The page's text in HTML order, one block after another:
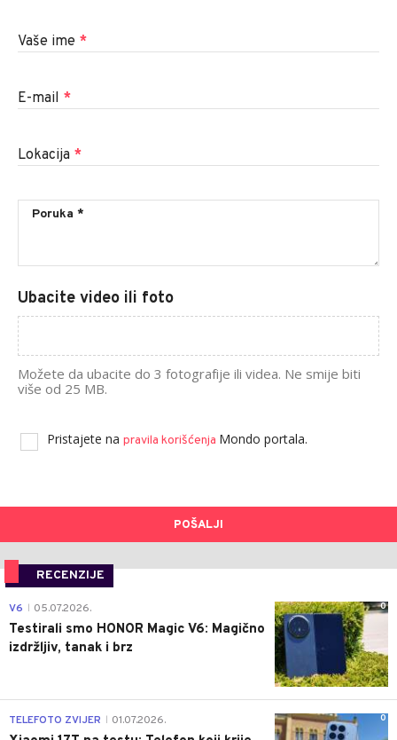
Vaše ime *
E-mail *
Lokacija *
Ubacite video ili foto
Možete da ubacite do 3 fotografije ili videa. Ne smije biti
više od 25 MB.
Pristajete na pravila korišćenja Mondo portala.
POŠALJI
RECENZIJE
0
V6 05.07.2026.
Testirali smo HONOR Magic V6: Magično
izdržljiv, tanak i brz
0
TELEFOTO ZVIJER 01.07.2026.